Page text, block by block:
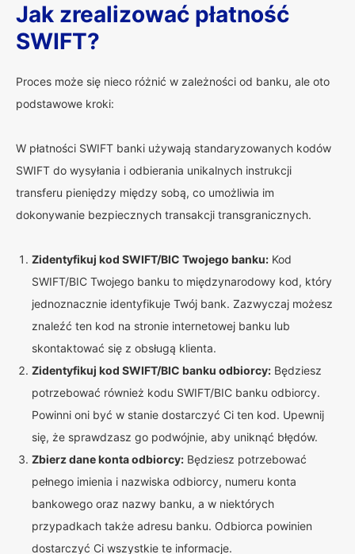
Jak zrealizować płatność
SWIFT?
Proces może się nieco różnić w zależności od banku, ale oto
podstawowe kroki:
W płatności SWIFT banki używają standaryzowanych kodów
SWIFT do wysyłania i odbierania unikalnych instrukcji
transferu pieniędzy między sobą, co umożliwia im
dokonywanie bezpiecznych transakcji transgranicznych.
Zidentyfikuj kod SWIFT/BIC Twojego banku: Kod
SWIFT/BIC Twojego banku to międzynarodowy kod, który
jednoznacznie identyfikuje Twój bank. Zazwyczaj możesz
znaleźć ten kod na stronie internetowej banku lub
skontaktować się z obsługą klienta.
Zidentyfikuj kod SWIFT/BIC banku odbiorcy: Będziesz
potrzebować również kodu SWIFT/BIC banku odbiorcy.
Powinni oni być w stanie dostarczyć Ci ten kod. Upewnij
się, że sprawdzasz go podwójnie, aby uniknąć błędów.
Zbierz dane konta odbiorcy: Będziesz potrzebować
pełnego imienia i nazwiska odbiorcy, numeru konta
bankowego oraz nazwy banku, a w niektórych
przypadkach także adresu banku. Odbiorca powinien
dostarczyć Ci wszystkie te informacje.